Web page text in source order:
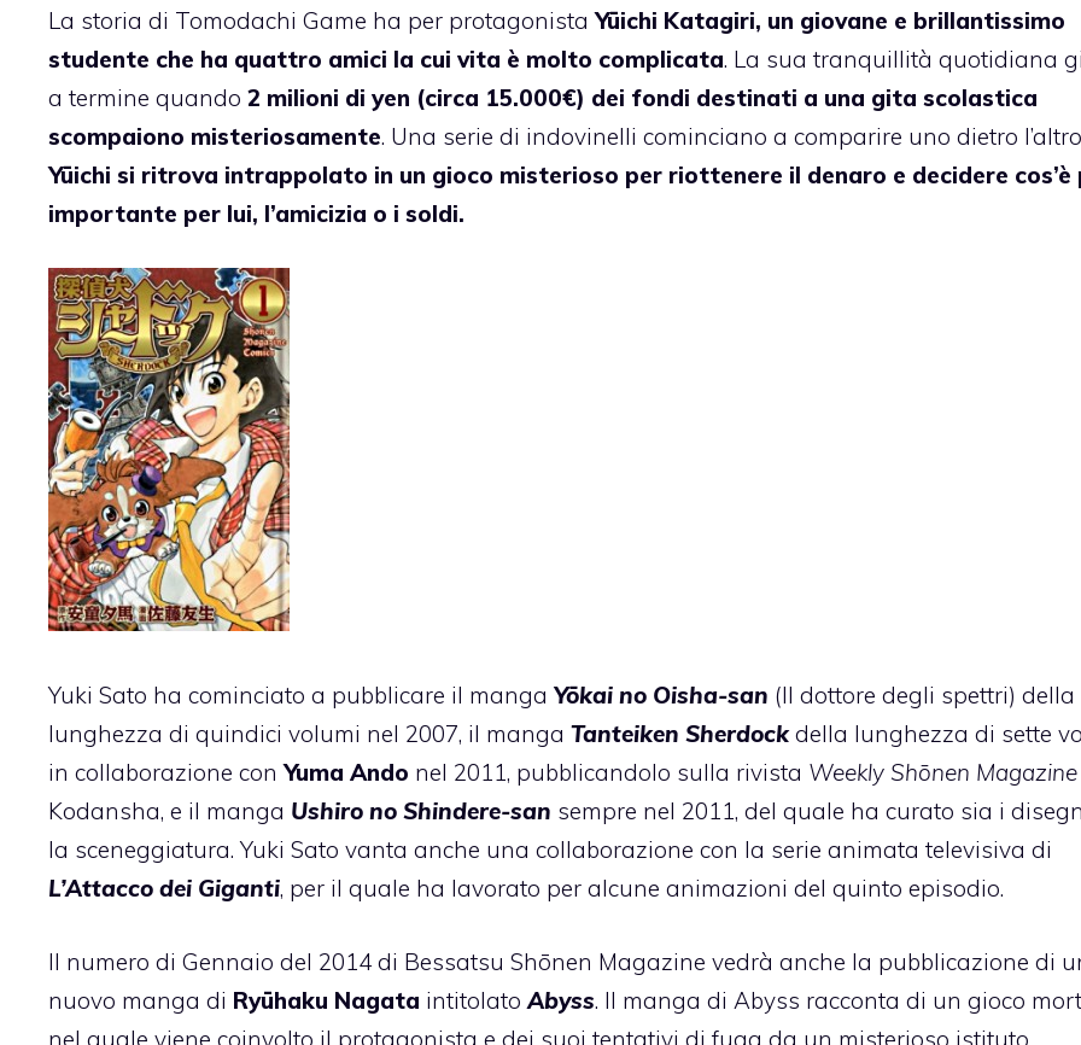
La storia di Tomodachi Game ha per protagonista Yūichi Katagiri, un giovane e brillantissimo
studente che ha quattro amici la cui vita è molto complicata. La sua tranquillità quotidiana
a termine quando 2 milioni di yen (circa 15.000€) dei fondi destinati a una gita scolastica
scompaiono misteriosamente. Una serie di indovinelli cominciano a comparire uno dietro
Yūichi si ritrova intrappolato in un gioco misterioso per riottenere il denaro e decidere cos’è
importante per lui, l’amicizia o i soldi.
Yuki Sato ha cominciato a pubblicare il manga Yōkai no Oisha-san (Il dottore degli spettri) della
lunghezza di quindici volumi nel 2007, il manga Tanteiken Sherdock della lunghezza di sette
in collaborazione conYuma Ando nel 2011, pubblicandolo sulla rivista Weekly Shōnen Magazine
Kodansha, e il manga Ushiro no Shindere-san sempre nel 2011, del quale ha curato sia i
la sceneggiatura. Yuki Sato vanta anche una collaborazione con la serie animata televisiva di
L’Attacco dei Giganti, per il quale ha lavorato per alcune animazioni del quinto episodio.
Il numero di Gennaio del 2014 di Bessatsu Shōnen Magazine vedrà anche la pubblicazione di
nuovo manga di Ryūhaku Nagata intitolatoAbyss. Il manga di Abyss racconta di un gioco
nel quale viene coinvolto il protagonista e dei suoi tentativi di fuga da un misterioso istituto.